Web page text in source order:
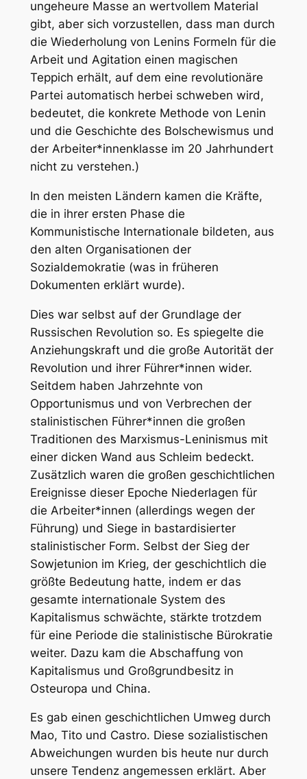
ungeheure Masse an wertvollem Material
gibt, aber sich vorzustellen, dass man durch
die Wiederholung von Lenins Formeln für die
Arbeit und Agitation einen magischen
Teppich erhält, auf dem eine revolutionäre
Partei automatisch herbei schweben wird,
bedeutet, die konkrete Methode von Lenin
und die Geschichte des Bolschewismus und
der Arbeiter*innenklasse im 20 Jahrhundert
nicht zu verstehen.)
In den meisten Ländern kamen die Kräfte,
die in ihrer ersten Phase die
Kommunistische Internationale bildeten, aus
den alten Organisationen der
Sozialdemokratie (was in früheren
Dokumenten erklärt wurde).
Dies war selbst auf der Grundlage der
Russischen Revolution so. Es spiegelte die
Anziehungskraft und die große Autorität der
Revolution und ihrer Führer*innen wider.
Seitdem haben Jahrzehnte von
Opportunismus und von Verbrechen der
stalinistischen Führer*innen die großen
Traditionen des Marxismus-Leninismus mit
einer dicken Wand aus Schleim bedeckt.
Zusätzlich waren die großen geschichtlichen
Ereignisse dieser Epoche Niederlagen für
die Arbeiter*innen (allerdings wegen der
Führung) und Siege in bastardisierter
stalinistischer Form. Selbst der Sieg der
Sowjetunion im Krieg, der geschichtlich die
größte Bedeutung hatte, indem er das
gesamte internationale System des
Kapitalismus schwächte, stärkte trotzdem
für eine Periode die stalinistische Bürokratie
weiter. Dazu kam die Abschaffung von
Kapitalismus und Großgrundbesitz in
Osteuropa und China.
Es gab einen geschichtlichen Umweg durch
Mao, Tito und Castro. Diese sozialistischen
Abweichungen wurden bis heute nur durch
unsere Tendenz angemessen erklärt. Aber